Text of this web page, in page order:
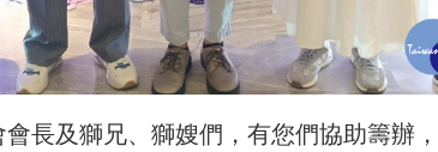
長及獅兄、獅嫂們，有您們協助籌辦